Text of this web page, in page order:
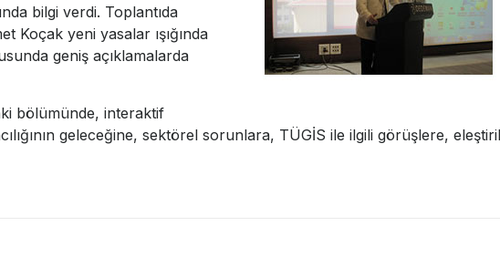
bilgi verdi. Toplantıda
Koçak yeni yasalar ışığında
geniş açıklamalarda
bölümünde, interaktif
geleceğine, sektörel sorunlara, TÜGİS ile ilgili görüşlere,